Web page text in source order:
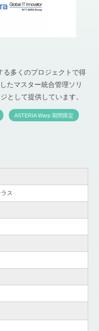
る多くのプロジェクトで得
たマスター統合管理ソリ
として提供しています。
ASTERIA Warp 期間限定
ス